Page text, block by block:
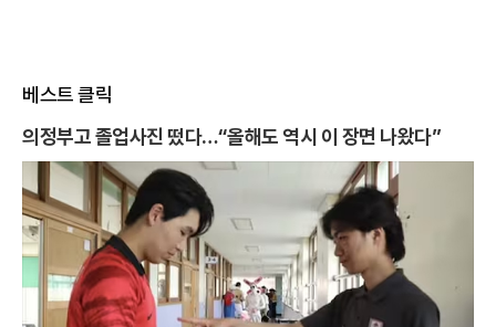
베스트 클릭
의정부고 졸업사진 떴다…“올해도 역시 이 장면 나왔다”